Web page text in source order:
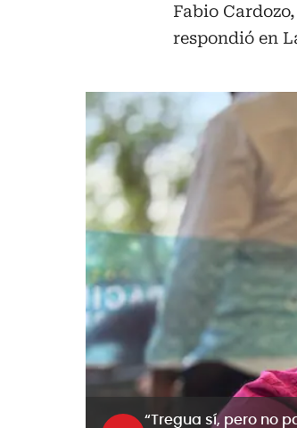
Fabio
respondió en